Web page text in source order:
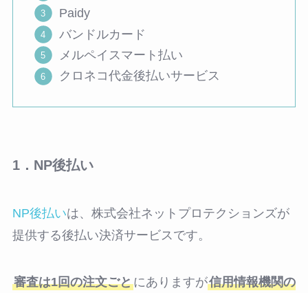
Paidy
バンドルカード
メルペイスマート払い
クロネコ代金後払いサービス
1．NP後払い
NP後払いは、株式会社ネットプロテクションズが
提供する後払い決済サービスです。
審査は1回の注文ごとにありますが信用情報機関の